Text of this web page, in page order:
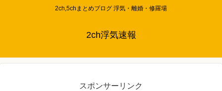
2ch,5chまとめブログ 浮気・離婚・修羅場
2ch浮気速報
スポンサーリンク